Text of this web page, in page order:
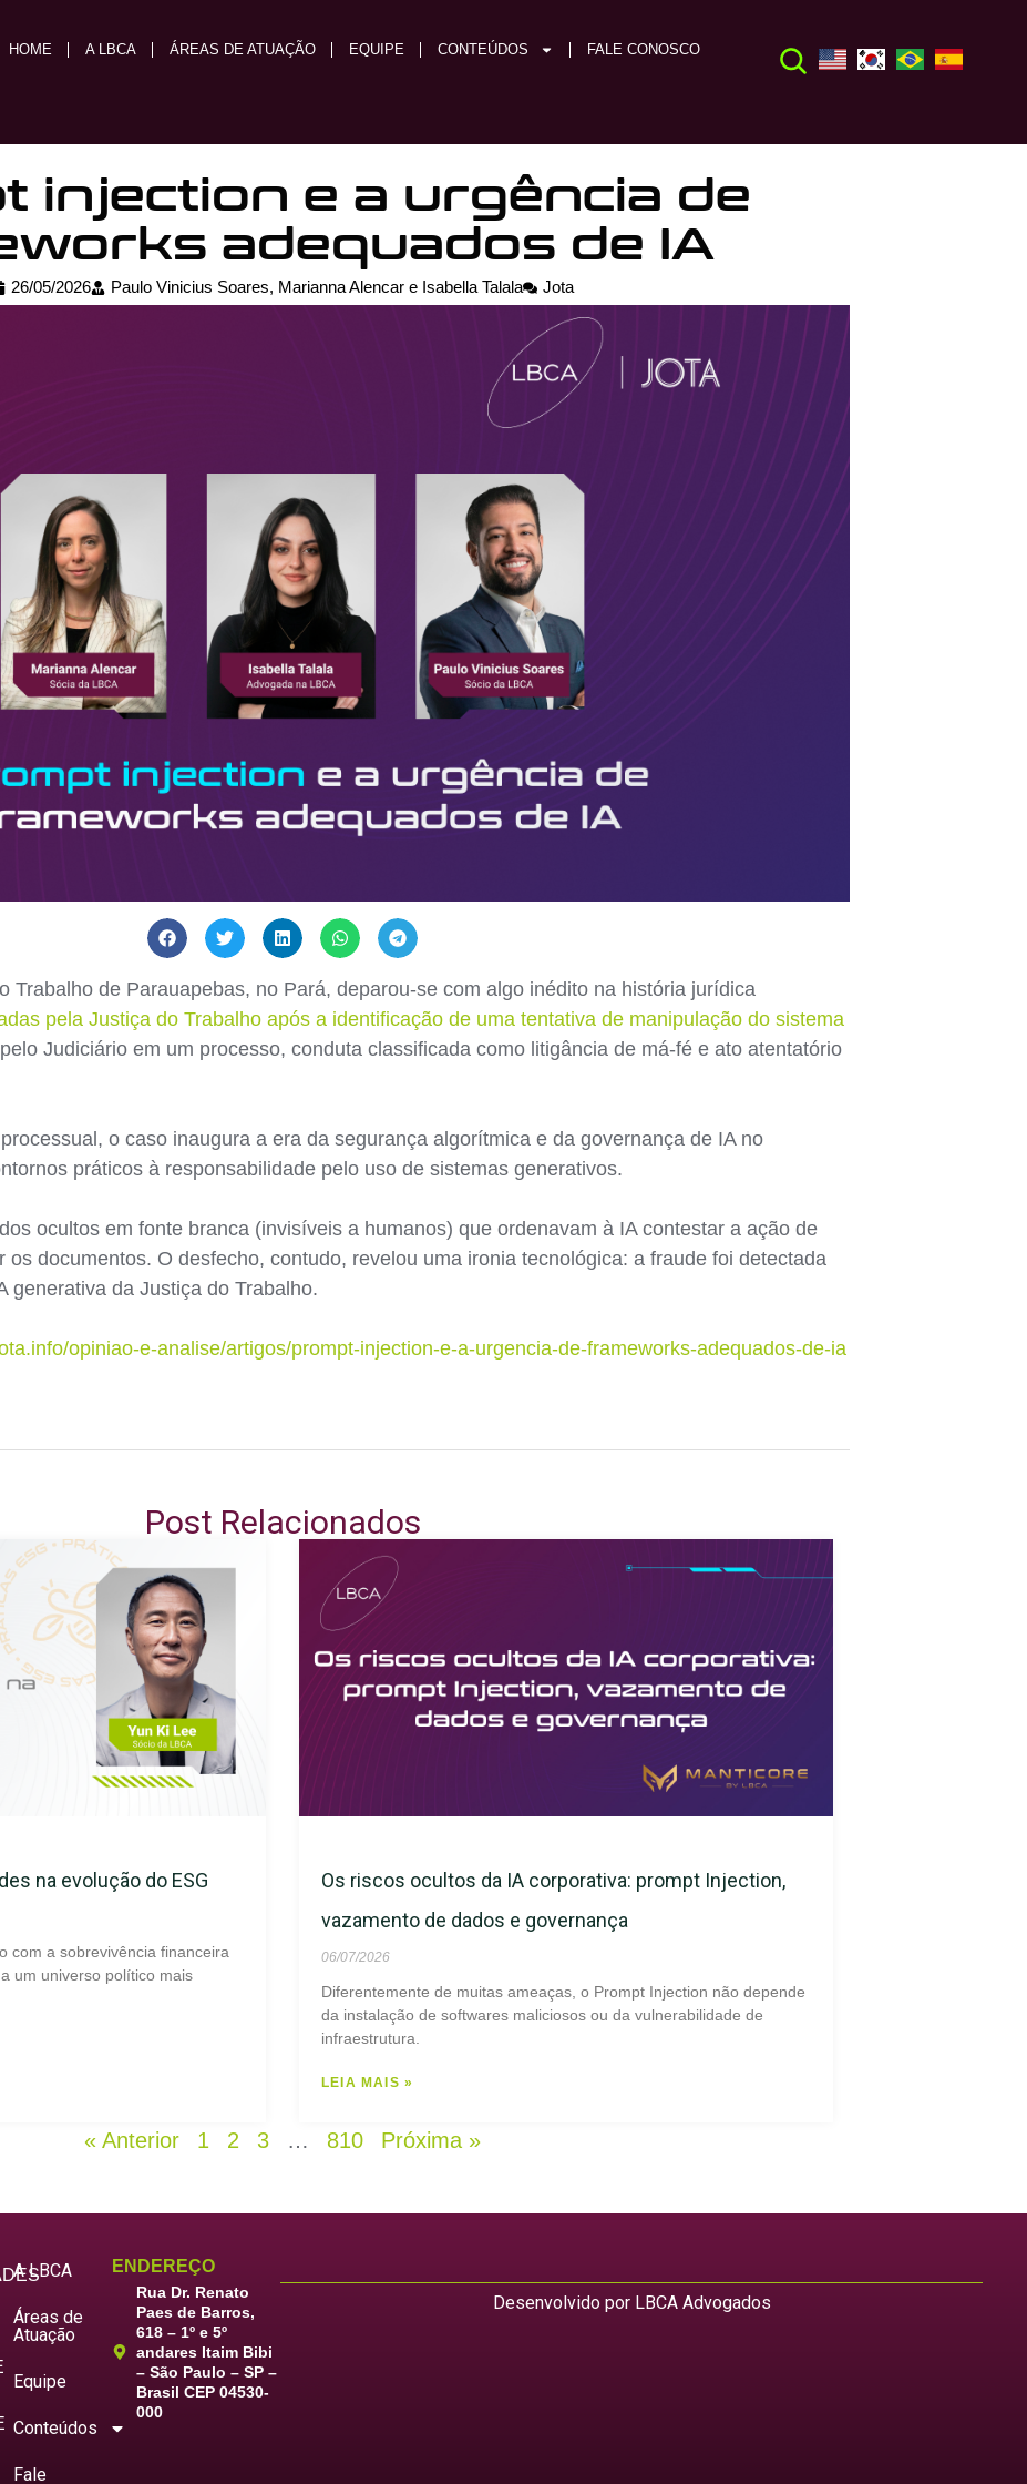
HOME A LBCA ÁREAS DE ATUAÇÃO EQUIPE CONTEÚDOS FALE CONOSCO
injection e a urgência de
adequados de IA
26/05/2026 Paulo Vinicius Soares, Marianna Alencar e Isabella Talala Jota
Trabalho de Parauapebas, no Pará, deparou-se com algo inédito na história jurídica
pela Justiça do Trabalho após a identificação de uma tentativa de manipulação do sistema
Judiciário em um processo, conduta classificada como litigância de má-fé e ato atentatório
o caso inaugura a era da segurança algorítmica e da governança de IA no
práticos à responsabilidade pelo uso de sistemas generativos.
ocultos em fonte branca (invisíveis a humanos) que ordenavam à IA contestar a ação de
os documentos. O desfecho, contudo, revelou uma ironia tecnológica: a fraude foi detectada
generativa da Justiça do Trabalho.
opiniao-e-analise/artigos/prompt-injection-e-a-urgencia-de-frameworks-adequados-de-ia
Post Relacionados
na evolução do ESG
com a sobrevivência financeira
um universo político mais
Os riscos ocultos da IA corporativa: prompt Injection,
vazamento de dados e governança
06/07/2026
Diferentemente de muitas ameaças, o Prompt Injection não depende
da instalação de softwares maliciosos ou da vulnerabilidade de
infraestrutura.
LEIA MAIS »
« Anterior 1 2 3 … 810 Próxima »
A LBCA
Áreas de
Atuação
Equipe
Conteúdos
Fale
ENDEREÇO
Rua Dr. Renato
Paes de Barros,
618 – 1º e 5º
andares Itaim Bibi
– São Paulo – SP –
Brasil CEP 04530-
000
Desenvolvido por LBCA Advogados